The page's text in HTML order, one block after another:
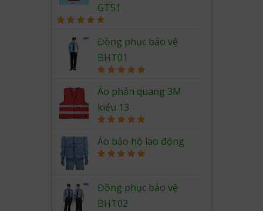
GT51
out of 5
Đồng phục bảo vệ
BHT01
out of 5
Áo phản quang 3M
kiểu 13
out of 5
Áo bảo hộ lao động
Đồng phục bảo vệ
BHT02